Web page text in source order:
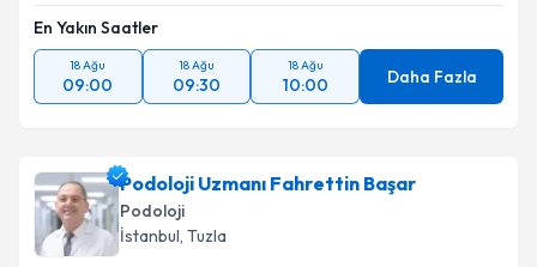
En Yakın Saatler
18 Ağu
09:00
18 Ağu
09:30
18 Ağu
10:00 Daha Fazla
Podoloji Uzmanı Fahrettin Başar
Podoloji
İstanbul, Tuzla